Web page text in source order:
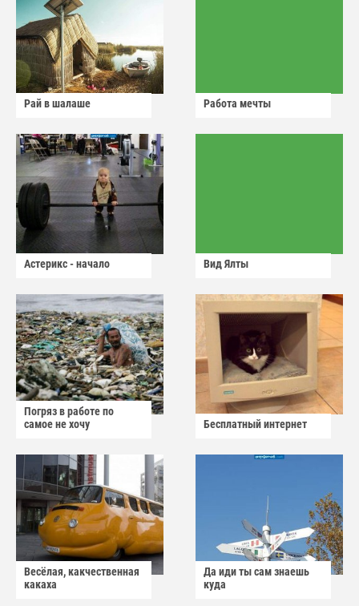
Рай в шалаше Работа мечты
Астерикс - начало Вид Ялты
Погряз в работе по
самое не хочу
Бесплатный интернет
Весёлая, какчественная
какаха
Да иди ты сам знаешь
куда